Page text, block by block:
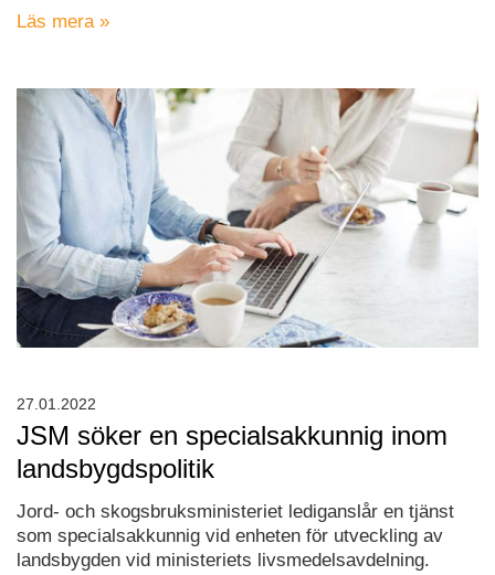
Läs mera »
JSM söker en specialsakkunnig inom
landsbygdspolitik
Jord- och skogsbruksministeriet lediganslår en tjänst
som specialsakkunnig vid enheten för utveckling av
landsbygden vid ministeriets livsmedelsavdelning.
27.01.2022